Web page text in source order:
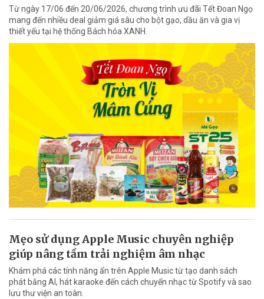
Từ ngày 17/06 đến 20/06/2026, chương trình ưu đãi Tết Đoan Ngọ
mang đến nhiều deal giảm giá sâu cho bột gạo, dầu ăn và gia vị
thiết yếu tại hệ thống Bách hóa XANH.
Mẹo sử dụng Apple Music chuyên nghiệp
giúp nâng tầm trải nghiệm âm nhạc
Khám phá các tính năng ẩn trên Apple Music từ tạo danh sách
phát bằng AI, hát karaoke đến cách chuyển nhạc từ Spotify và sao
lưu thư viện an toàn.